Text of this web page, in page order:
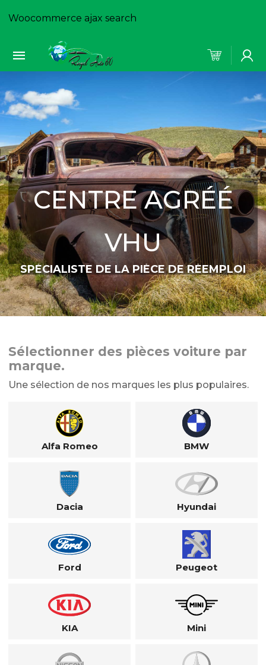
Woocommerce ajax search
CENTRE AGRÉÉ
VHU
SPÉCIALISTE DE LA PIÈCE DE RÉEMPLOI
Sélectionner des pièces voiture par
marque.
Une sélection de nos marques les plus populaires.
Alfa Romeo BMW
Dacia Hyundai
Ford Peugeot
KIA Mini